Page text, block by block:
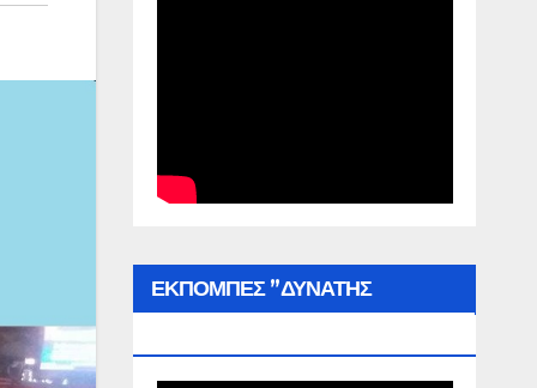
ΕΚΠΟΜΠΕΣ ”ΔΥΝΑΤΗΣ